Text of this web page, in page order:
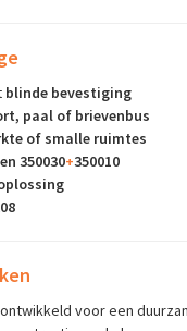
blinde bevestiging
paal of brievenbus
of smalle ruimtes
350030+350010
ontwikkeld voor een